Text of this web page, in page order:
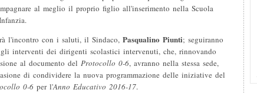
al meglio il proprio figlio all'inserimento nella Scuola
l'incontro con i saluti, il Sindaco, Pasqualino Piunti; seguiranno
interventi dei dirigenti scolastici intervenuti, che, rinnovando
al documento del Protocollo 0-6, avranno nella stessa sede,
di condividere la nuova programmazione delle iniziative del
0-6per l'Anno Educativo 2016-17.